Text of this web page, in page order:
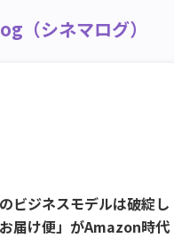
（シネマログ）
ビジネスモデルは破綻し
届け便」がAmazon時代